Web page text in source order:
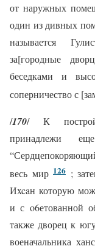
от наружных
один из дивных
называется
за[городные
беседками и
соперничество с
/170/ К
принадлежи
весь мир 126 ;
Иxcaн которую
и с o6етованной
также дворец к
военачальника